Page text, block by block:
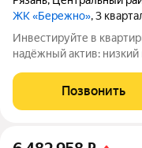
ЖК «Бережно», 3
Инвестируйте в
надёжный актив: низкий
Жилой квартал «Бережно» это проект класса
созданный с уважением
Позвонить